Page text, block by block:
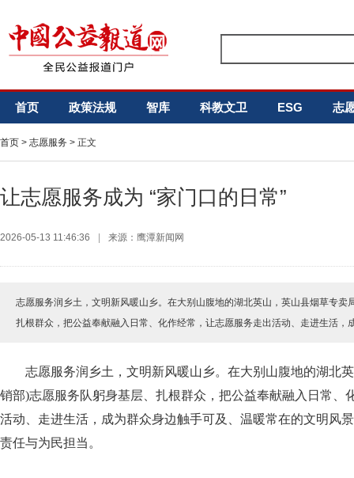
首页 政策法规 智库 科教文卫 ESG 志
首页 > 志愿服务 > 正文
让志愿服务成为 “家门口的日常”
2026-05-13 11:46:36 来源：鹰潭新闻网
志愿服务润乡土，文明新风暖山乡。在大别山腹地的湖北英山，英山县烟草专卖
扎根群众，把公益奉献融入日常、化作经常，让志愿服务走出活动、走进生活，
志愿服务润乡土，文明新风暖山乡。在大别山腹地的湖北
销部)志愿服务队躬身基层、扎根群众，把公益奉献融入日常、
活动、走进生活，成为群众身边触手可及、温暖常在的文明风
责任与为民担当。